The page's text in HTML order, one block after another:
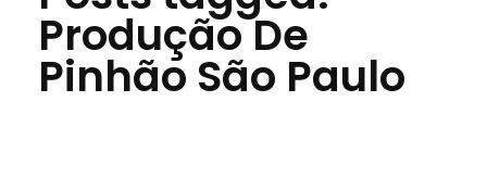
Produção De
Pinhão São Paulo